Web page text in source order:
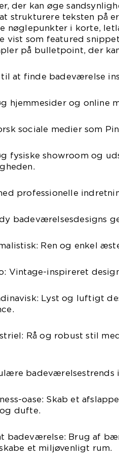
der kan øge
strukturere teksten på
nøglepunkter i korte,
vist som featured
på bulletpoint, der
til at finde badeværelse
hjemmesider og online
sociale medier som
fysiske showroom og
professionelle
badeværelsesdesigns
Ren og enkel
Vintage-inspireret
Lyst og luftigt
Rå og robust stil
badeværelsestrends
oase: Skab et
dufte.
badeværelse: Brug af
et miljøvenligt rum.